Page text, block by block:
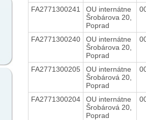
FA2771300241
OU internátne
Šrobárova 20,
Poprad
FA2771300240
OU internátne
Šrobárova 20,
Poprad
FA2771300205
OU internátne
Šrobárová 20,
Poprad
FA2771300204
OU internátne
Šrobárová 20,
Poprad